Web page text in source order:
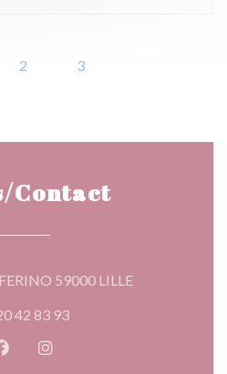
2 3
Contact
59000 LILLE((ouvre une
42 83 93
Facebook ((ouvre une
Instagram ((ouvre une